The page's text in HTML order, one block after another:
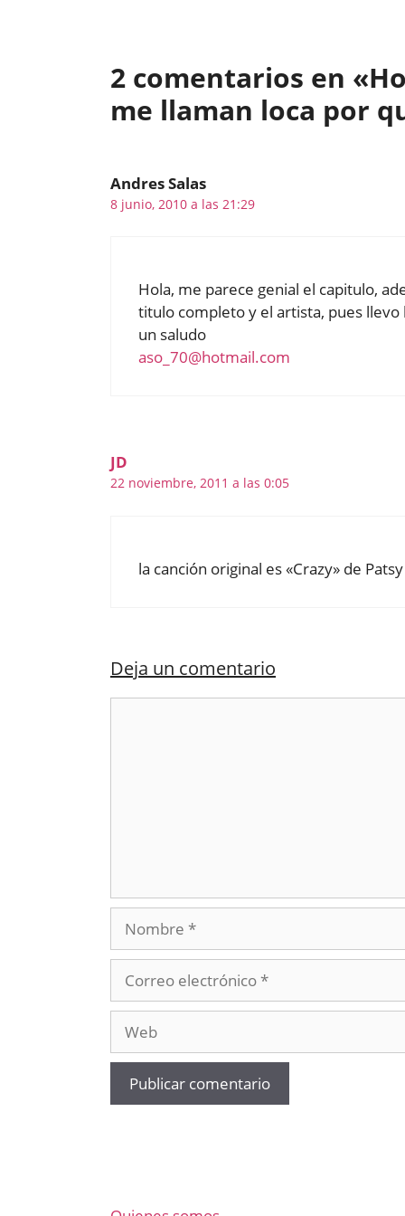
2 comentarios en
me llaman loca por
Andres Salas
8 junio, 2010 a las 21:29
Hola, me parece genial el capitulo,
titulo completo y el artista, pues
un saludo
aso_70@hotmail.com
JD
22 noviembre, 2011 a las 0:05
la canción original es «Crazy» de
Deja un comentario
Nombre
electrónico